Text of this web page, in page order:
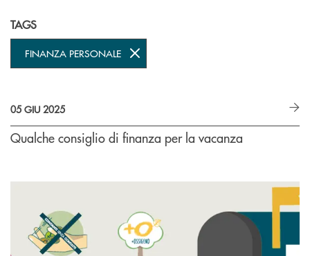
TAGS
FINANZA PERSONALE
05 GIU 2025
Qualche consiglio di finanza per la vacanza